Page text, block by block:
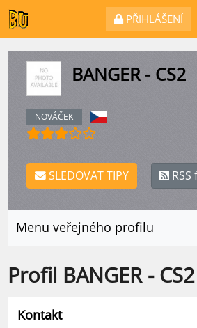
PŘIHLÁŠENÍ
BANGER - CS2
NOVÁČEK
SLEDOVAT TIPY RSS
Menu veřejného profilu
Profil BANGER - CS2
Kontakt